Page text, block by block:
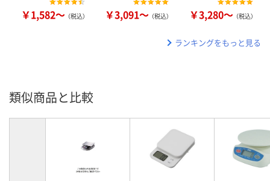
￥1,582～ （税込） ￥3,091～ （税込） ￥3,280～ （税込）
ランキングをもっと見る
類似商品と比較